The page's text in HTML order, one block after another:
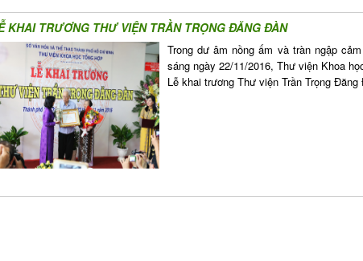
KHAI TRƯƠNG THƯ VIỆN TRẦN TRỌNG ĐĂNG ĐÀN
Trong dư âm nồng ấm và tràn ngập
sáng ngày 22/11/2016, Thư viện Khoa
Lễ khai trương Thư viện Trần Trọng Đăng